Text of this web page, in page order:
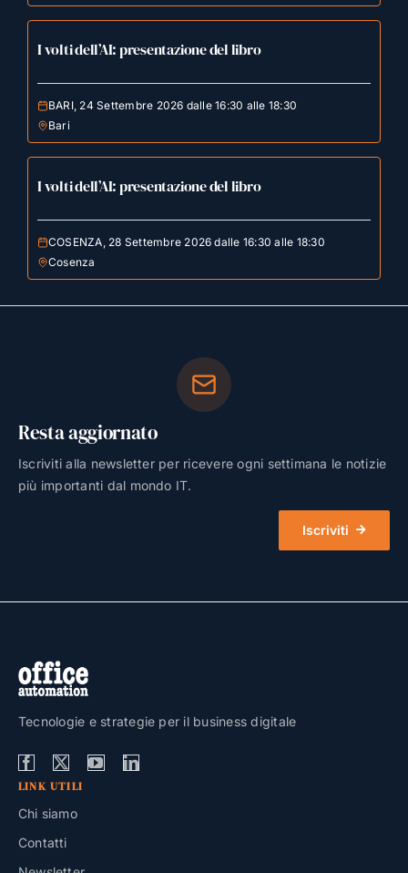
I volti dell’AI: presentazione del libro
BARI, 24 Settembre 2026 dalle 16:30 alle 18:30
Bari
I volti dell’AI: presentazione del libro
COSENZA, 28 Settembre 2026 dalle 16:30 alle 18:30
Cosenza
Resta aggiornato
Iscriviti alla newsletter per ricevere ogni settimana le notizie
più importanti dal mondo IT.
Iscriviti
Tecnologie e strategie per il business digitale
LINK UTILI
Chi siamo
Contatti